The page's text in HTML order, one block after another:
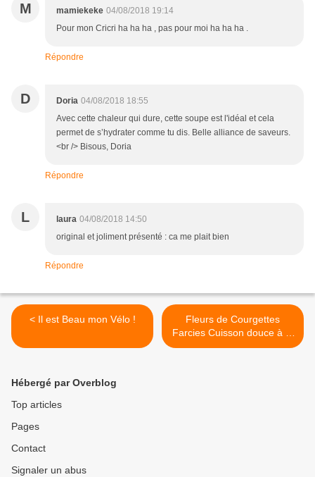
M mamiekeke 04/08/2018 19:14
Pour mon Cricri ha ha ha , pas pour moi ha ha ha .
Répondre
D Doria 04/08/2018 18:55
Avec cette chaleur qui dure, cette soupe est l'idéal et cela
permet de s’hydrater comme tu dis. Belle alliance de saveurs.
<br /> Bisous, Doria
Répondre
L laura 04/08/2018 14:50
original et joliment présenté : ca me plait bien
Répondre
< Il est Beau mon Vélo !
Fleurs de Courgettes
Farcies Cuisson douce à la
Vapeur >
Hébergé par Overblog
Top articles
Pages
Contact
Signaler un abus